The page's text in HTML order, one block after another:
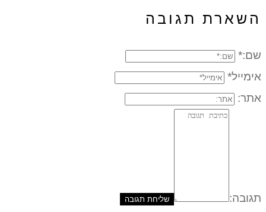
השארת תגובה
שם:*
אימייל*
אתר:
תגובה: